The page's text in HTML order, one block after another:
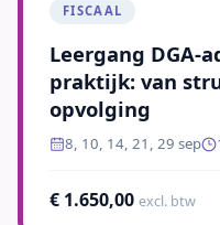
FISCAAL
Leergang DGA-
praktijk: van
opvolging
8, 10, 14, 21, 29 sep
€ 1.650,00 excl. btw